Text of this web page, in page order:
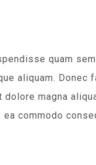
quam
aliquam.
magna
commodo